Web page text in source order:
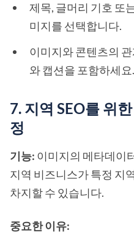
제목, 글머리 기호 또
미지를 선택합니다.
이미지와 콘텐츠의
와 캡션을 포함하세요.
7. 지역 SEO를 위
정
기능: 이미지의 메타데이
지역 비즈니스가 특정 지
차지할 수 있습니다.
중요한 이유: